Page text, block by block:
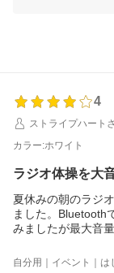
4
ストライプハート
カラー:ホワイト
ラジオ体操を大
夏休みの朝のラジ
ました。Bluetooth
みましたが最大音
自分用｜イベント｜は